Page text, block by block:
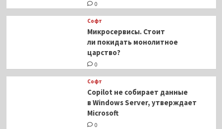
0
Софт
Микросервисы. Стоит
ли покидать монолитное
царство?
0
Софт
Copilot не собирает данные
в Windows Server, утверждает
Microsoft
0